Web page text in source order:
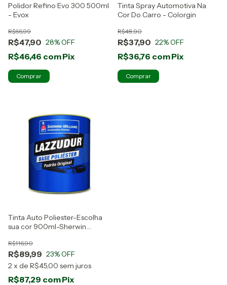
Polidor Refino Evo 300 500ml
- Evox
R$47,90
R$66,99
28% OFF
R$46,46 comPix
Tinta Spray Automotiva Na
Cor Do Carro - Colorgin
R$37,90
R$48,90
22% OFF
R$36,76 comPix
Tinta Auto Poliester-Escolha
sua cor 900ml-Sherwin
R$89,99
R$116,90
23% OFF
2x de R$45,00 sem juros
R$87,29 comPix